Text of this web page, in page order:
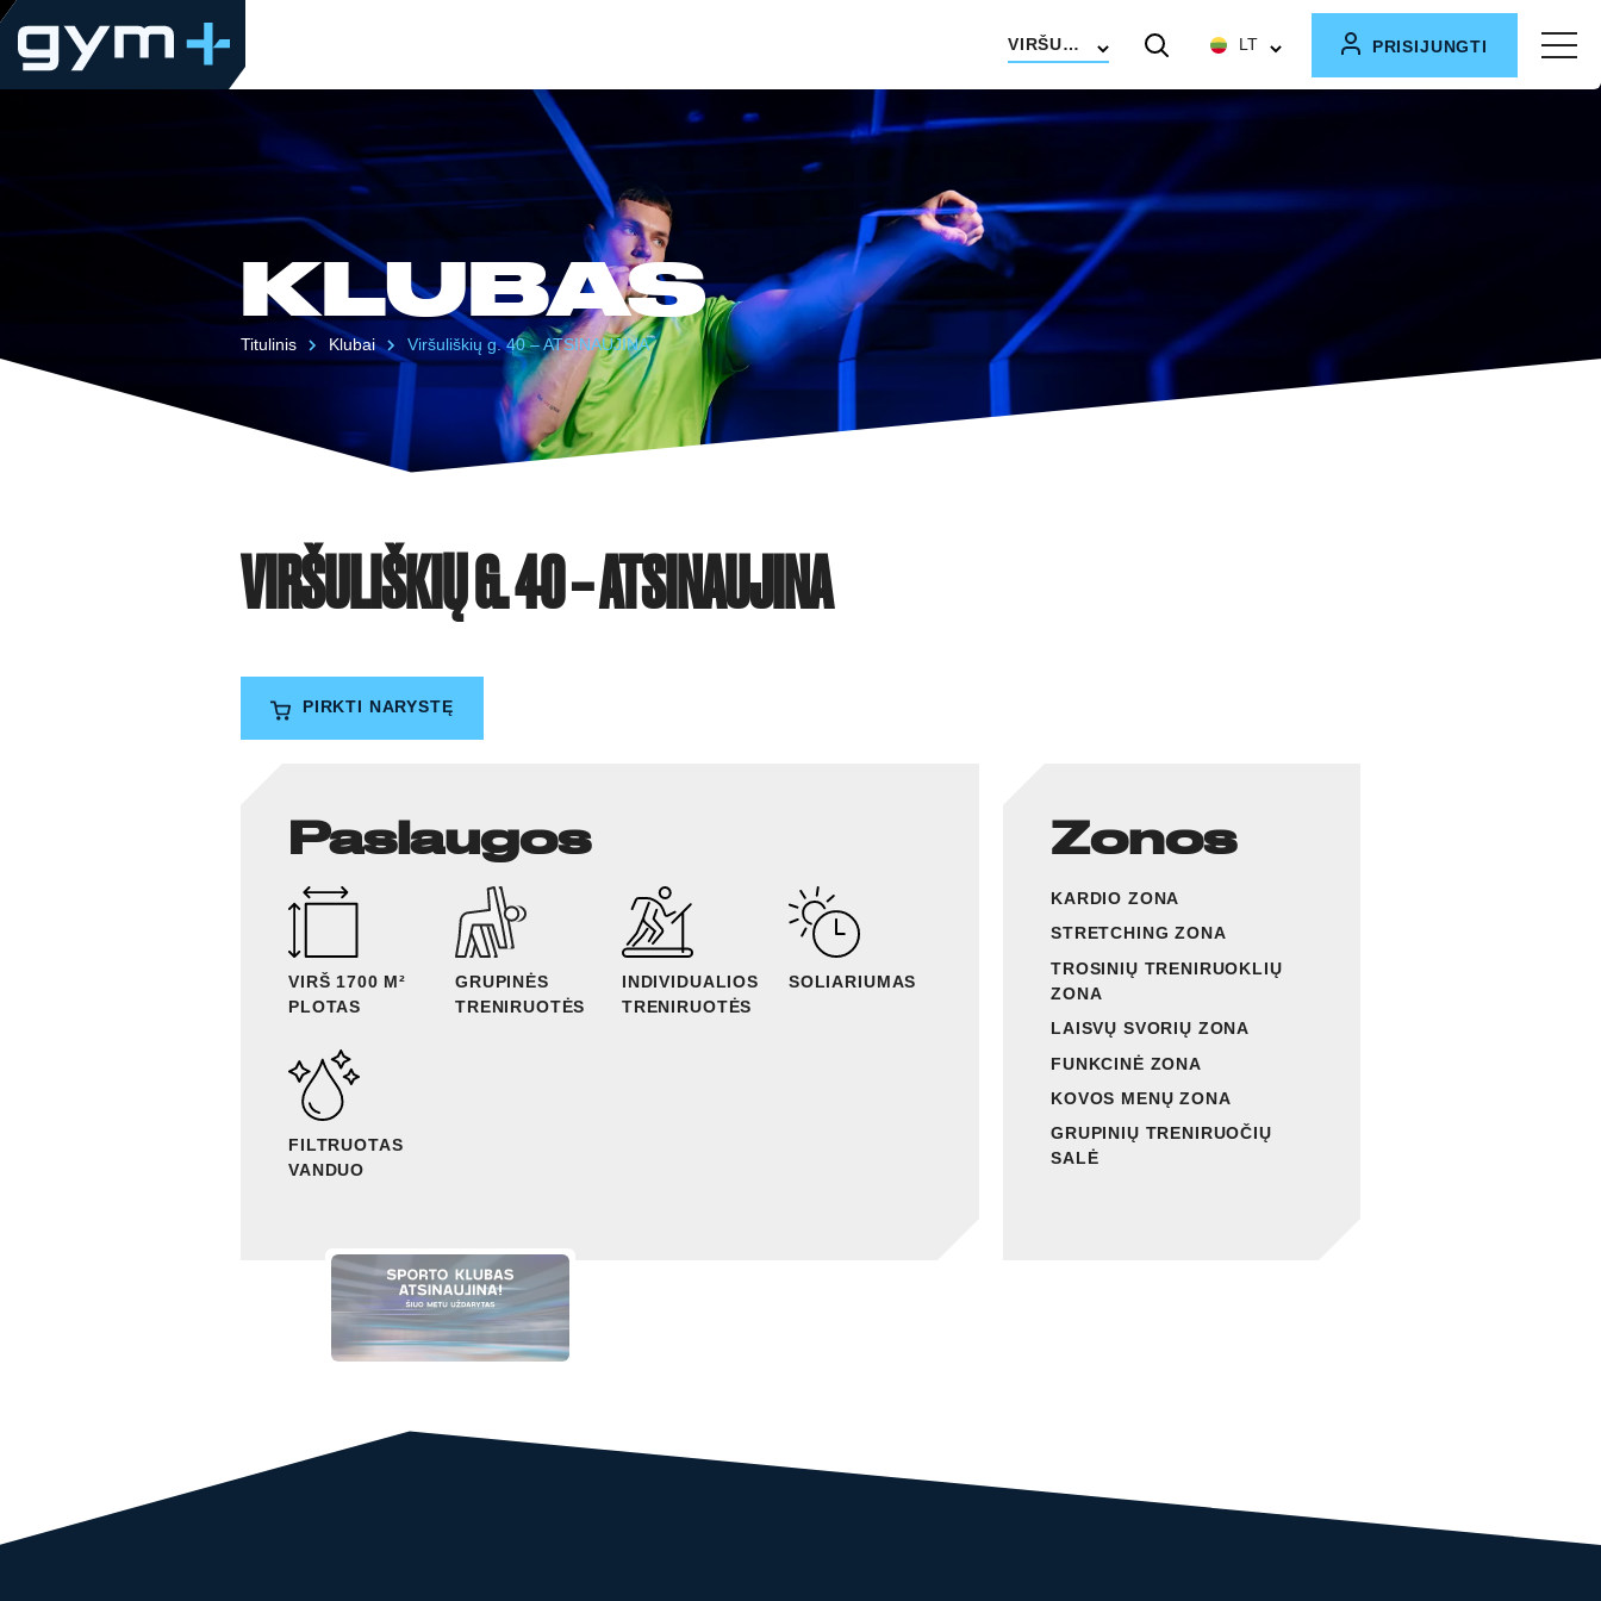
VIRŠULIŠKIŲ G. 40 - ATSINAUJINA LT PRISIJUNGTI
KLUBAS
Titulinis Klubai Viršuliškių g. 40 – ATSINAUJINA
VIRŠULIŠKIŲ G. 40 – ATSINAUJINA
PIRKTI NARYSTĘ
Paslaugos
VIRŠ 1700 M²
PLOTAS
GRUPINĖS
TRENIRUOTĖS
INDIVIDUALIOS
TRENIRUOTĖS
SOLIARIUMAS
FILTRUOTAS
VANDUO
Zonos
KARDIO ZONA
STRETCHING ZONA
TROSINIŲ TRENIRUOKLIŲ
ZONA
LAISVŲ SVORIŲ ZONA
FUNKCINĖ ZONA
KOVOS MENŲ ZONA
GRUPINIŲ TRENIRUOČIŲ
SALĖ